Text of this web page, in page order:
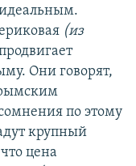
(из
Они говорят,
по этому
крупный
цена